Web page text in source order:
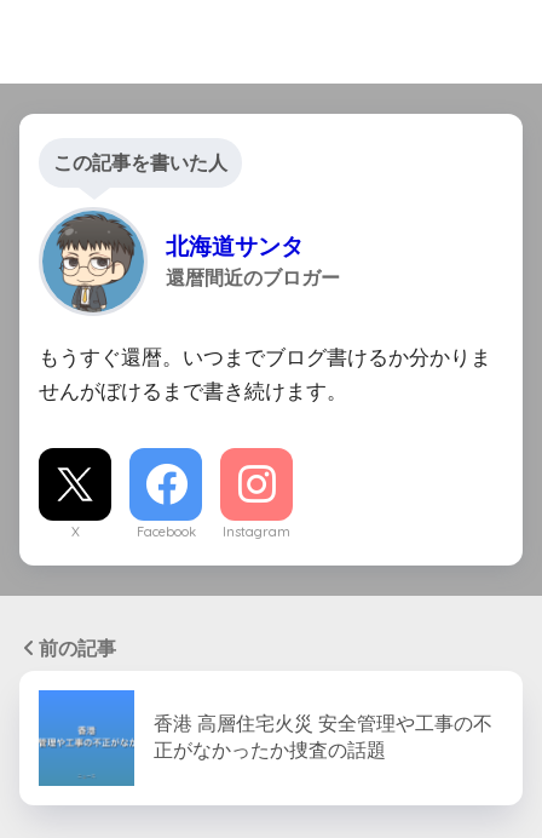
この記事を書いた人
北海道サンタ
還暦間近のブロガー
もうすぐ還暦。いつまでブログ書けるか分かりま
せんがぼけるまで書き続けます。
X Facebook Instagram
前の記事
香港 高層住宅火災 安全管理や工事の不
正がなかったか捜査の話題